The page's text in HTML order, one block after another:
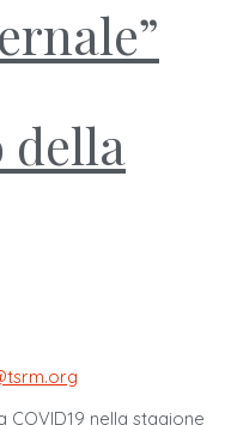
della
nella stagione